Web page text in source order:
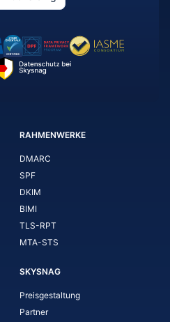
RAHMENWERKE
DMARC
SPF
DKIM
BIMI
TLS-RPT
MTA-STS
SKYSNAG
Preisgestaltung
Partner